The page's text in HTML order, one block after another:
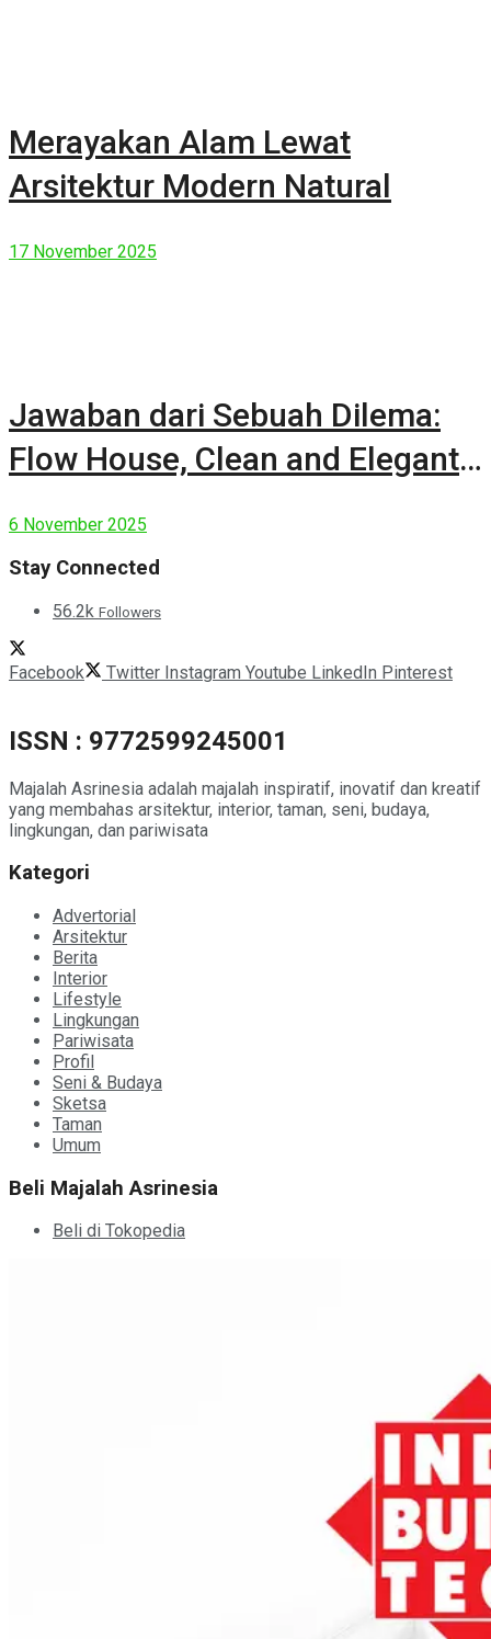
Merayakan Alam Lewat
Arsitektur Modern Natural
17 November 2025
Jawaban dari Sebuah Dilema:
Flow House, Clean and Elegant
6 November 2025
Stay Connected
56.2k Followers
Facebook Twitter Instagram Youtube LinkedIn Pinterest
ISSN : 9772599245001
Majalah Asrinesia adalah majalah inspiratif, inovatif dan kreatif
yang membahas arsitektur, interior, taman, seni, budaya,
lingkungan, dan pariwisata
Kategori
Advertorial
Arsitektur
Berita
Interior
Lifestyle
Lingkungan
Pariwisata
Profil
Seni & Budaya
Sketsa
Taman
Umum
Beli Majalah Asrinesia
Beli di Tokopedia